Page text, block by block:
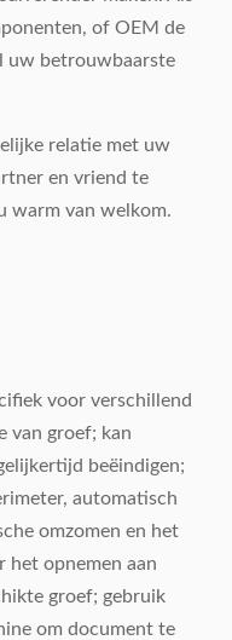
of OEM de
uw betrouwbaarste
relatie met uw
en vriend te
warm van welkom.
voor verschillend
van groef; kan
beëindigen;
automatisch
omzomen en het
het opnemen aan
groef; gebruik
om document te